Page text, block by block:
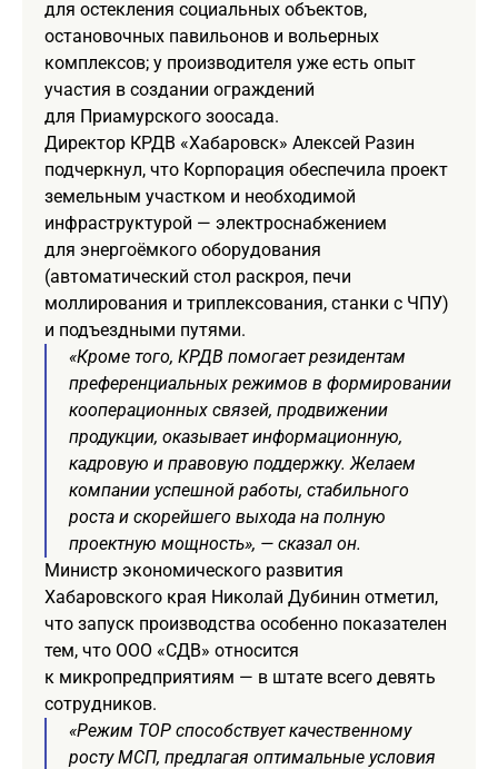
для остекления социальных объектов,
остановочных павильонов и вольерных
комплексов; у производителя уже есть опыт
участия в создании ограждений
для Приамурского зоосада.
Директор КРДВ «Хабаровск» Алексей Разин
подчеркнул, что Корпорация обеспечила проект
земельным участком и необходимой
инфраструктурой — электроснабжением
для энергоёмкого оборудования
(автоматический стол раскроя, печи
моллирования и триплексования, станки с ЧПУ)
и подъездными путями.
«Кроме того, КРДВ помогает резидентам
преференциальных режимов в формировании
кооперационных связей, продвижении
продукции, оказывает информационную,
кадровую и правовую поддержку. Желаем
компании успешной работы, стабильного
роста и скорейшего выхода на полную
проектную мощность», — сказал он.
Министр экономического развития
Хабаровского края Николай Дубинин отметил,
что запуск производства особенно показателен
тем, что ООО «СДВ» относится
к микропредприятиям — в штате всего девять
сотрудников.
«Режим ТОР способствует качественному
росту МСП, предлагая оптимальные условия